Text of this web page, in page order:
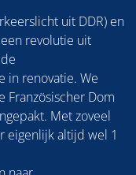
uit DDR) en
revolutie uit
in renovatie. We
Französischer Dom
Met zoveel
eigenlijk altijd wel 1